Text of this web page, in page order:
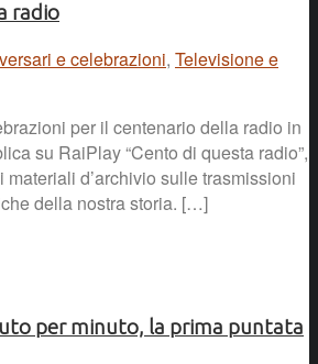
radio
e celebrazioni, Televisione e
per il centenario della radio in
su RaiPlay “Cento di questa radio”,
d’archivio sulle trasmissioni
della nostra storia. […]
per minuto, la prima puntata